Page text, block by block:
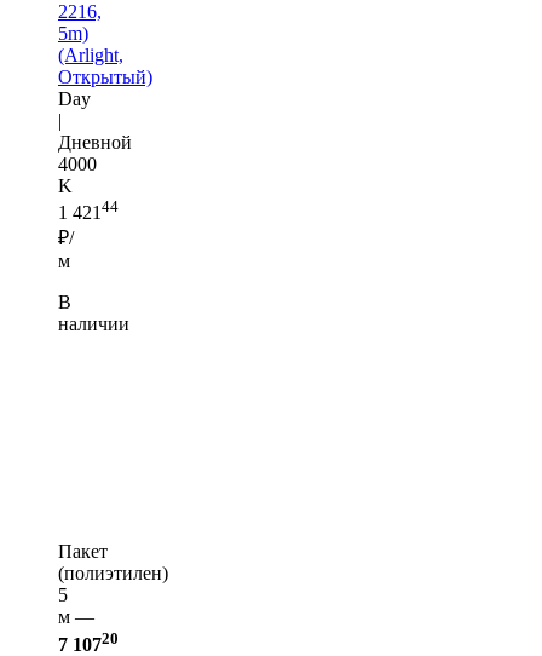
2216,
5m)
(Arlight,
Открытый)
Day
|
Дневной
4000
K
1 421 44
₽/
м
В
наличии
Пакет
(полиэтилен)
5
м —
7 10720